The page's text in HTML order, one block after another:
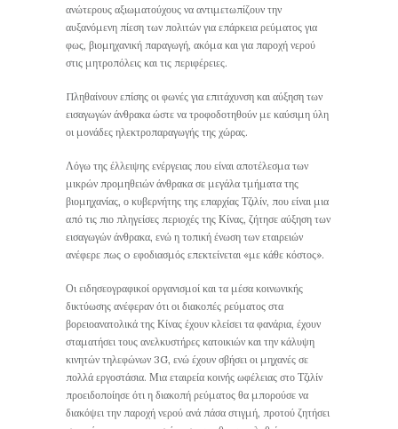
ανώτερους αξιωματούχους να αντιμετωπίζουν την
αυξανόμενη πίεση των πολιτών για επάρκεια ρεύματος για
φως, βιομηχανική παραγωγή, ακόμα και για παροχή νερού
στις μητροπόλεις και τις περιφέρειες.
Πληθαίνουν επίσης οι φωνές για επιτάχυνση και αύξηση των
εισαγωγών άνθρακα ώστε να τροφοδοτηθούν με καύσιμη ύλη
οι μονάδες ηλεκτροπαραγωγής της χώρας.
Λόγω της έλλειψης ενέργειας που είναι αποτέλεσμα των
μικρών προμηθειών άνθρακα σε μεγάλα τμήματα της
βιομηχανίας, ο κυβερνήτης της επαρχίας Τζιλίν, που είναι μια
από τις πιο πληγείσες περιοχές της Κίνας, ζήτησε αύξηση των
εισαγωγών άνθρακα, ενώ η τοπική ένωση των εταιρειών
ανέφερε πως o εφοδιασμός επεκτείνεται «με κάθε κόστος».
Οι ειδησεογραφικοί οργανισμοί και τα μέσα κοινωνικής
δικτύωσης ανέφεραν ότι οι διακοπές ρεύματος στα
βορειοανατολικά της Κίνας έχουν κλείσει τα φανάρια, έχουν
σταματήσει τους ανελκυστήρες κατοικιών και την κάλυψη
κινητών τηλεφώνων 3G, ενώ έχουν σβήσει οι μηχανές σε
πολλά εργοστάσια. Μια εταιρεία κοινής ωφέλειας στο Τζιλίν
προειδοποίησε ότι η διακοπή ρεύματος θα μπορούσε να
διακόψει την παροχή νερού ανά πάσα στιγμή, προτού ζητήσει